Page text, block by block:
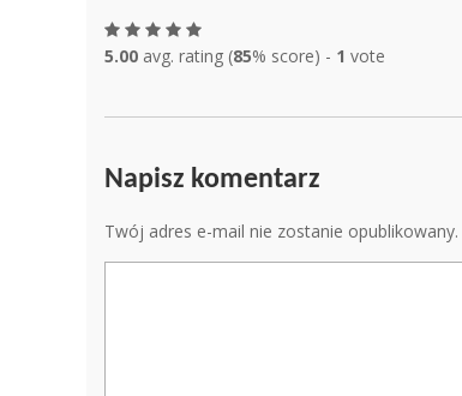
5.00 avg. rating (85% score) - 1 vote
Napisz komentarz
Twój adres e-mail nie zostanie opublikowany.